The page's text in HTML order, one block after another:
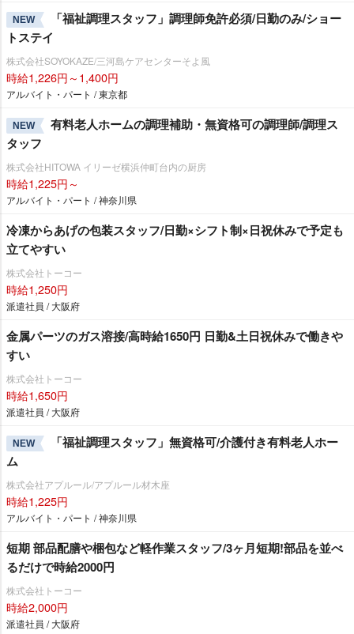
NEW
「福祉調理スタッフ」調理師免許必須/日勤のみ/ショー
トステイ
株式会社SOYOKAZE/三河島ケアセンターそよ風
時給1,226円～1,400円
アルバイト・パート / 東京都
NEW
有料老人ホームの調理補助・無資格可の調理師/調理ス
タッフ
株式会社HITOWA イリーゼ横浜仲町台内の厨房
時給1,225円～
アルバイト・パート / 神奈川県
冷凍からあげの包装スタッフ/日勤×シフト制×日祝休みで予定も
立てやすい
株式会社トーコー
時給1,250円
派遣社員 / 大阪府
金属パーツのガス溶接/高時給1650円 日勤&土日祝休みで働き
すい
株式会社トーコー
時給1,650円
派遣社員 / 大阪府
NEW
「福祉調理スタッフ」無資格可/介護付き有料老人ホー
ム
株式会社アプルール/アプルール材木座
時給1,225円
アルバイト・パート / 神奈川県
短期 部品配膳や梱包など軽作業スタッフ/3ヶ月短期!部品を並べ
るだけで時給2000円
株式会社トーコー
時給2,000円
派遣社員 / 大阪府